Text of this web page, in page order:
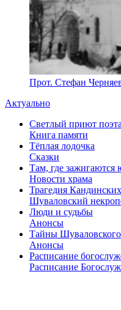
Прот. Стефан
Актуально
Светлый приют поэта
Книга памяти
Тёплая лодочка
Сказки
Там, где зажигаются
Новости храма
Трагедия Кандинских
Шуваловский
Люди и судьбы
Анонсы
Тайны Шуваловского
Анонсы
Расписание
Расписание